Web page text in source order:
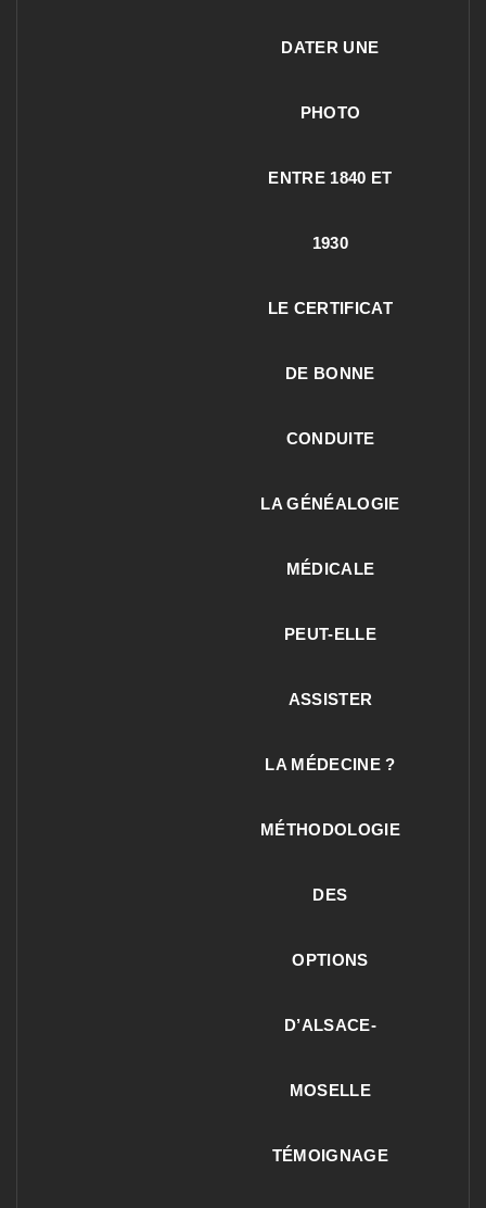
DATER UNE
PHOTO
ENTRE 1840 ET
1930
LE CERTIFICAT
DE BONNE
CONDUITE
LA GÉNÉALOGIE
MÉDICALE
PEUT-ELLE
ASSISTER
LA MÉDECINE ?
MÉTHODOLOGIE
DES
OPTIONS
D’ALSACE-
MOSELLE
TÉMOIGNAGE